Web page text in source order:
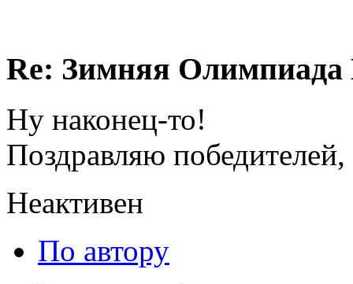
Re: Зимняя Олимпиада
Ну наконец-то!
Поздравляю
Неактивен
По автору